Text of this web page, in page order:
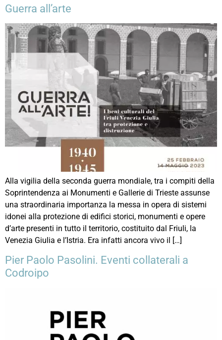
Guerra all’arte
Alla vigilia della seconda guerra mondiale, tra i compiti della
Soprintendenza ai Monumenti e Gallerie di Trieste assunse
una straordinaria importanza la messa in opera di sistemi
idonei alla protezione di edifici storici, monumenti e opere
d’arte presenti in tutto il territorio, costituito dal Friuli, la
Venezia Giulia e l’Istria. Era infatti ancora vivo il […]
Pier Paolo Pasolini. Eventi collaterali a
Codroipo